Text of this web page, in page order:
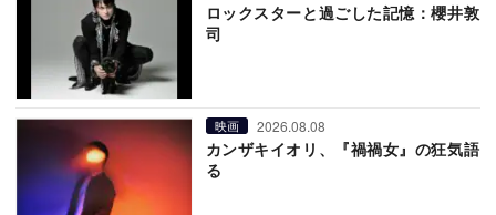
ロックスターと過ごした記憶：櫻井敦
司
映画 2026.08.08
カンザキイオリ、『禍禍女』の狂気語
る